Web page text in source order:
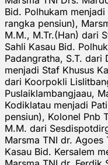
Bid. Polhukam
rangka pensiun),
M.M., M.Tr.(Han) dari
Sahli Kasau Bid.
Padangratha, S.T. dari
menjadi Staf Khusus
dari Koorpokli
Puslaiklambangjaau,
Kodiklatau menjadi
pensiun), Kolonel Pnb
M.M. dari
Marsma TNI dr. Agoes
Kasau Bid. Kersalem